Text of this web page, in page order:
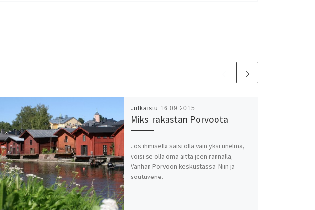
Julkaistu 16.09.2015
Miksi rakastan Porvoota
Jos ihmisellä saisi olla vain yksi unelma,
voisi se olla oma aitta joen rannalla,
Vanhan Porvoon keskustassa. Niin ja
soutuvene.